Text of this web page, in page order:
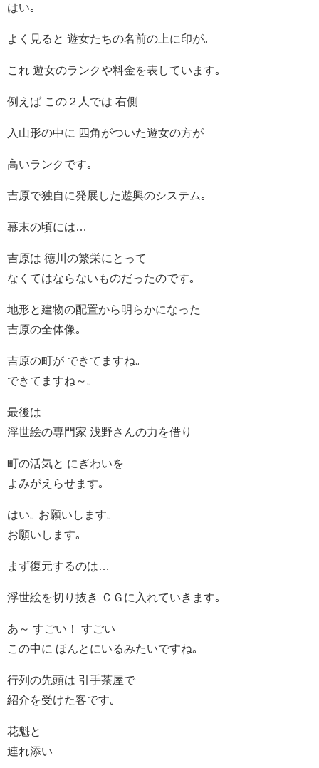
はい｡
よく見ると 遊女たちの名前の上に印が｡
これ 遊女のランクや料金を表しています｡
例えば この２人では 右側
入山形の中に 四角がついた遊女の方が
高いランクです｡
吉原で独自に発展した遊興のシステム｡
幕末の頃には…
吉原は 徳川の繁栄にとって
なくてはならないものだったのです｡
地形と建物の配置から明らかになった
吉原の全体像｡
吉原の町が できてますね｡
できてますね～｡
最後は
浮世絵の専門家 浅野さんの力を借り
町の活気と にぎわいを
よみがえらせます｡
はい｡ お願いします｡
お願いします｡
まず復元するのは…
浮世絵を切り抜き ＣＧに入れていきます｡
あ～ すごい！ すごい
この中に ほんとにいるみたいですね｡
行列の先頭は 引手茶屋で
紹介を受けた客です｡
花魁と
連れ添い